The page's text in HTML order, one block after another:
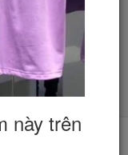
này trên